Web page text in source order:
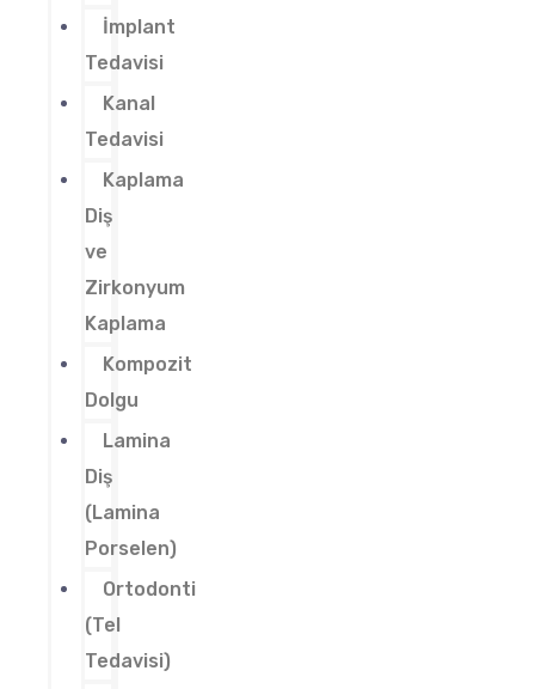
İmplant
Tedavisi
Kanal
Tedavisi
Kaplama
Diş
ve
Zirkonyum
Kaplama
Kompozit
Dolgu
Lamina
Diş
(Lamina
Porselen)
Ortodonti
(Tel
Tedavisi)